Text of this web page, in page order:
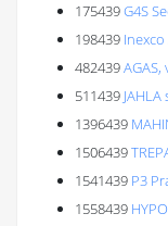
175439G4S
198439
482439
511439 JAHLA
1396439
1506439
1541439 P3
1558439